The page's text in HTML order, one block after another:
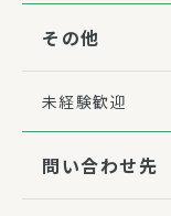
その他
未経験歓迎
問い合わせ先